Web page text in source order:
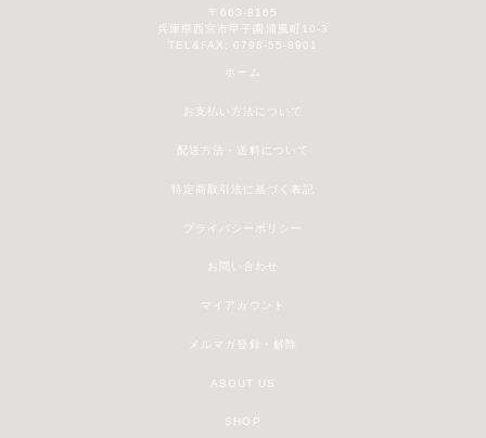
〒663-8165
兵庫県西宮市甲子園浦風町10-3
TEL&FAX: 0798-55-8901
ホーム
お支払い方法について
配送方法・送料について
特定商取引法に基づく表記
プライバシーポリシー
お問い合わせ
マイアカウント
メルマガ登録・解除
ABOUT US
SHOP